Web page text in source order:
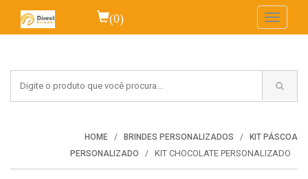
(0)
Toggle
HOME BRINDES PERSONALIZADOS
KIT PÁSCOA
PERSONALIZADO
KIT CHOCOLATE PERSONALIZADO